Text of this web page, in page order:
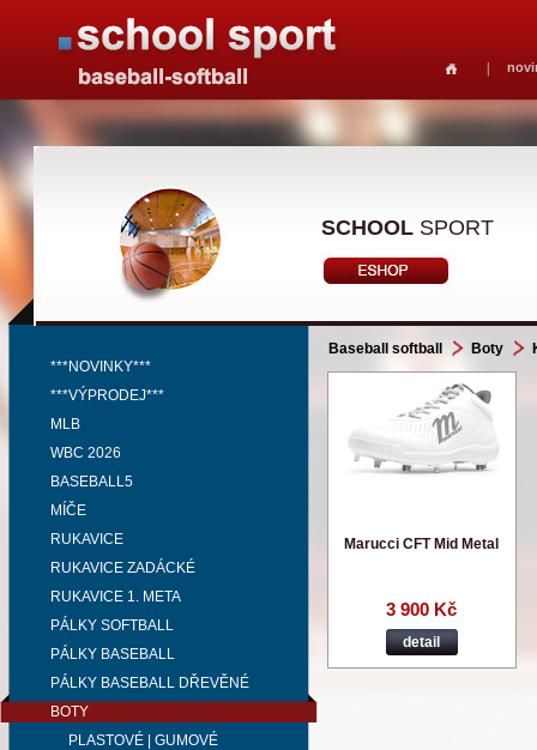
SCHOOL SPORT
***NOVINKY***
***VÝPRODEJ***
MLB
WBC 2026
BASEBALL5
MÍČE
RUKAVICE
RUKAVICE ZADÁCKÉ
RUKAVICE 1. META
PÁLKY SOFTBALL
PÁLKY BASEBALL
PÁLKY BASEBALL DŘEVĚNÉ
BOTY
PLASTOVÉ | GUMOVÉ
Baseball softball Boty
Marucci CFT Mid Metal
3 900 Kč
detail